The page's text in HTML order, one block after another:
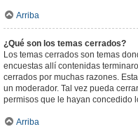
Arriba
¿Qué son los temas cerrados?
Los temas cerrados son temas
encuestas allí contenidas
cerrados por muchas razones.
un moderador. Tal vez pueda
permisos que le hayan concedido
Arriba